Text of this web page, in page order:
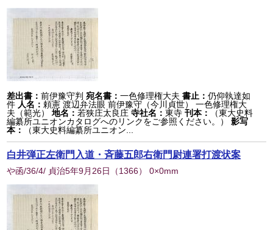
差出書：前伊豫守判 宛名書：一色修理権大夫 書止：仍仰執達如
件 人名： 頼憲 渡辺弁法眼 前伊豫守（今川貞世） 一色修理権大
夫（範光）
地名：若狭庄太良庄 寺社名：東寺 刊本：
（東大史料
編纂所ユニオンカタログへのリンクをご参照ください。）
影写
本：
（東大史料編纂所ユニオン...
白井弾正左衛門入道・斉藤五郎右衛門尉連署打渡状案
や函/36/4/ 貞治5年9月26日 （1366） 0×0mm